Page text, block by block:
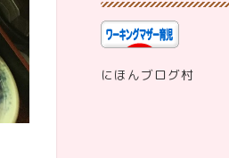
にほんブログ村